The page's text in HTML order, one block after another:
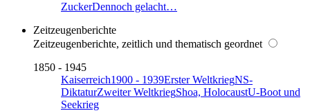
ZuckerDennoch gelacht…
Zeitzeugenberichte
Zeitzeugenberichte, zeitlich und thematisch geordnet
1850 - 1945
Kaiserreich1900 - 1939Erster WeltkriegNS-
DiktaturZweiter WeltkriegShoa, HolocaustU-Boot und
Seekrieg